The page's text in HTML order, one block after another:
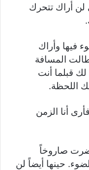
أراك تتحرك
فيها وأراك
المسافة
قبلما أنت
اللحظة.
أنا الزمن
صاروخاً
حينها أيضاً لن